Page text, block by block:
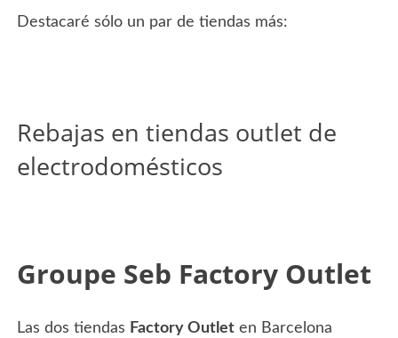
Destacaré sólo un par de tiendas más:
Rebajas en tiendas outlet de
electrodomésticos
Groupe Seb Factory Outlet
Las dos tiendas Factory Outlet en Barcelona